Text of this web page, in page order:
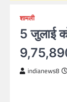
शामली
5 जुलाई
indianews8